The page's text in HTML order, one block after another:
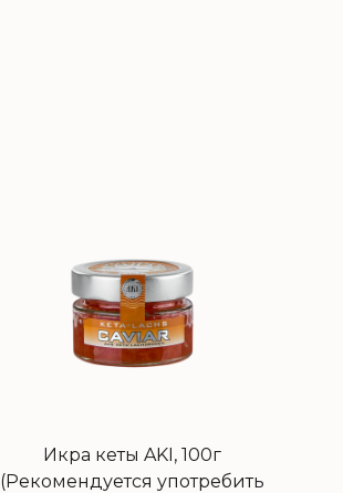
Икра кеты AKI, 100г
(Рекомендуется употребить